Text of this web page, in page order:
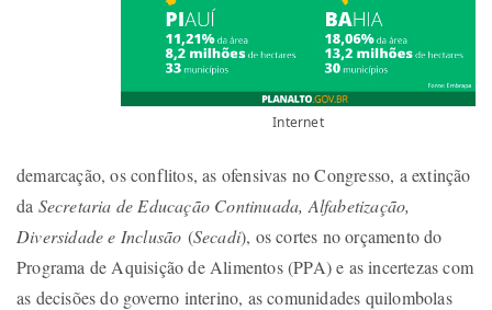
Internet
demarcação, os conflitos, as ofensivas no Congresso, a extinção
da Secretaria de Educação Continuada, Alfabetização,
Diversidade e Inclusão (Secadi), os cortes no orçamento do
Programa de Aquisição de Alimentos (PPA) e as incertezas com
as decisões do governo interino, as comunidades quilombolas